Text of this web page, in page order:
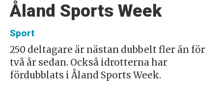
Åland Sports Week
Sport
250 deltagare är nästan dubbelt fler än för
två år sedan. Också idrotterna har
fördubblats i Åland Sports Week.